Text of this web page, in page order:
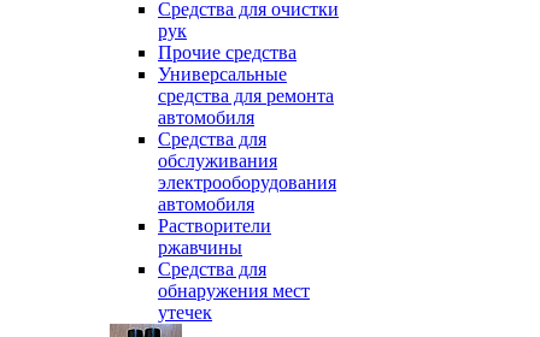
Средства для очистки
рук
Прочие средства
Универсальные
средства для ремонта
автомобиля
Средства для
обслуживания
электрооборудования
автомобиля
Растворители
ржавчины
Средства для
обнаружения мест
утечек